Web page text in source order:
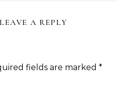
LEAVE A REPLY
fields are marked *